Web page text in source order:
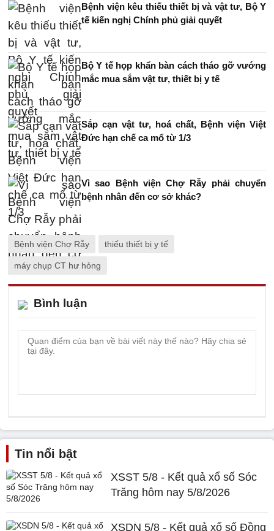
Bệnh viện kêu thiếu thiết bị và vật tư, Bộ Y
tế kiến nghị Chính phủ giải quyết
Bộ Y tế họp khẩn bàn cách tháo gỡ vướng
mắc mua sắm vật tư, thiết bị y tế
Sắp cạn vật tư, hoá chất, Bệnh viện Việt
Đức hạn chế ca mổ từ 1/3
Vì sao Bệnh viện Chợ Rẫy phải chuyển
bệnh nhân đến cơ sở khác?
Bệnh viện Chợ Rẫy thiếu thiết bị y tế
máy chụp CT hư hỏng
Bình luận
Tin nổi bật
XSST 5/8 - Kết quả xổ số Sóc
Trăng hôm nay 5/8/2026
XSDN 5/8 - Kết quả xổ số Đồng